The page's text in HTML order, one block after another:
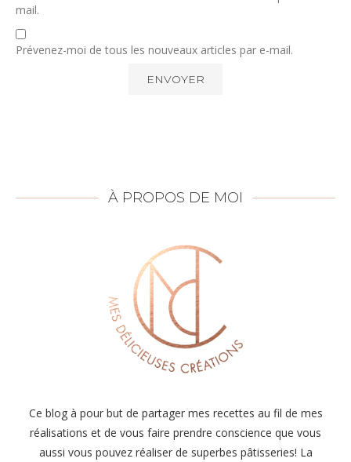
mail.
Prévenez-moi de tous les nouveaux articles par e-mail.
À PROPOS DE MOI
Ce blog à pour but de partager mes recettes au fil de mes
réalisations et de vous faire prendre conscience que vous
aussi vous pouvez réaliser de superbes pâtisseries! La